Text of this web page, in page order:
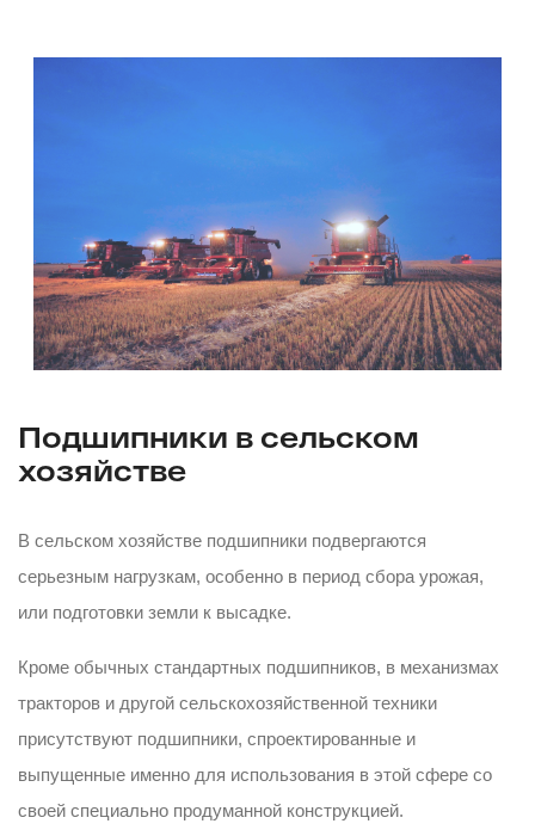
Подшипники в сельском
хозяйстве
В сельском хозяйстве подшипники подвергаются
серьезным нагрузкам, особенно в период сбора урожая,
или подготовки земли к высадке.
Кроме обычных стандартных подшипников, в механизмах
тракторов и другой сельскохозяйственной техники
присутствуют подшипники, спроектированные и
выпущенные именно для использования в этой сфере со
своей специально продуманной конструкцией.